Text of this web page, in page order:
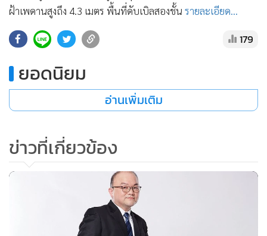
•
ชุมชน-คุณภาพชีวิต
อาชญากรรม
• Motoring
•
วิทยาศาสตร์
• หุ้น
• กองทุนรวม
•
Celeb Online
ฝ้าเพดานสูงถึง 4.3 เมตร พื้นที่ดับเบิลสองชั้น รายละเอียด...
179
ยอดนิยม
อ่านเพิ่มเติม
ข่าวที่เกี่ยวข้อง